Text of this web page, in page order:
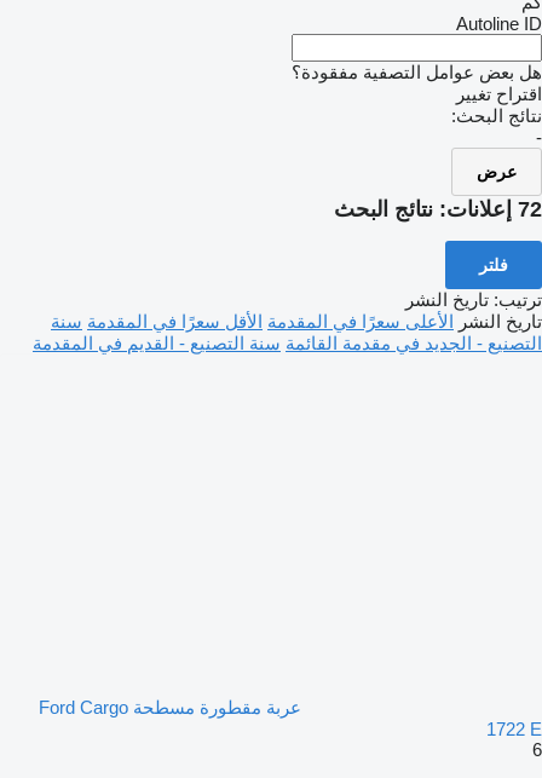
Autoline ID
هل بعض عوامل التصفية مفقودة؟
اقتراح تغيير
نتائج البحث:
-
عرض
72 إعلانات: نتائج البحث
فلتر
ترتيب: تاريخ النشر
تاريخ النشر الأعلى سعرًا في المقدمة الأقل سعرًا في المقدمة سنة
التصنيع - الجديد في مقدمة القائمة سنة التصنيع - القديم في المقدمة
عربة مقطورة مسطحة Ford Cargo
1722 E
6